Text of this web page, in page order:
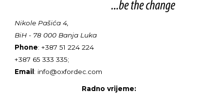
Nikole Pašića 4,
BiH - 78 000 Banja Luka
Phone: +387 51 224 224
+387 65 333 335;
Email: info@oxfordec.com
Radno vrijeme: